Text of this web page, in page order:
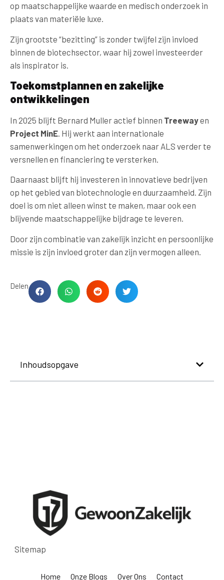
op maatschappelijke waarde en medisch onderzoek in
plaats van materiële luxe.
Zijn grootste “bezitting” is zonder twijfel zijn invloed
binnen de biotechsector, waar hij zowel investeerder
als inspirator is.
Toekomstplannen en zakelijke
ontwikkelingen
In 2025 blijft Bernard Muller actief binnen Treewayen
Project MinE . Hij werkt aan internationale
samenwerkingen om het onderzoek naar ALS verder te
versnellen en financiering te versterken.
Daarnaast blijft hij investeren in innovatieve bedrijven
op het gebied van biotechnologie en duurzaamheid. Zijn
doel is om niet alleen winst te maken, maar ook een
blijvende maatschappelijke bijdrage te leveren.
Door zijn combinatie van zakelijk inzicht en persoonlijke
missie is zijn invloed groter dan zijn vermogen alleen.
Delen
Inhoudsopgave
Sitemap
Home Onze Blogs Over Ons Contact